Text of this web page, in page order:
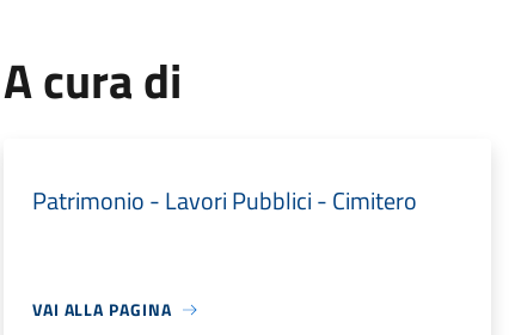
A cura di
Patrimonio - Lavori Pubblici - Cimitero
VAI ALLA PAGINA